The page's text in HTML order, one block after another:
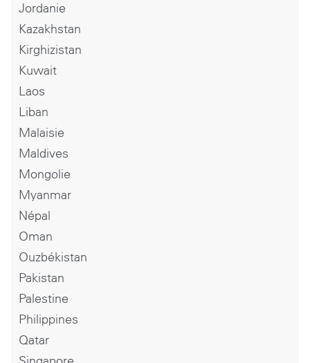
Jordanie
Kazakhstan
Kirghizistan
Kuwait
Laos
Liban
Malaisie
Maldives
Mongolie
Myanmar
Népal
Oman
Ouzbékistan
Pakistan
Palestine
Philippines
Qatar